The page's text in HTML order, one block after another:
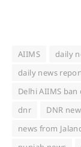
AIIMS daily
daily news
Delhi AIIMS
dnr
DNR
news from